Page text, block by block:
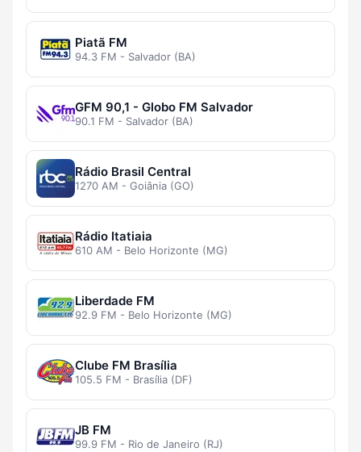
Piatã FM
94.3 FM - Salvador (BA)
GFM 90,1 - Globo FM Salvador
90.1 FM - Salvador (BA)
Rádio Brasil Central
1270 AM - Goiânia (GO)
Rádio Itatiaia
610 AM - Belo Horizonte (MG)
Liberdade FM
92.9 FM - Belo Horizonte (MG)
Clube FM Brasília
105.5 FM - Brasília (DF)
JB FM
99.9 FM - Rio de Janeiro (RJ)